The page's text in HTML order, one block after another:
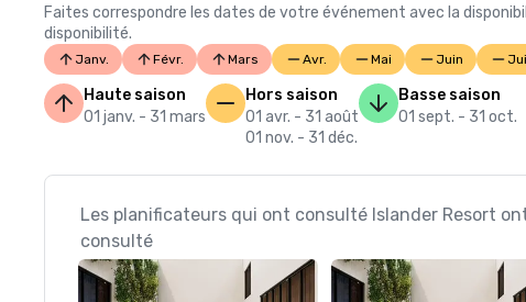
Faites correspondre les dates de votre événement avec la
disponibilité.
Janv. Févr. Mars Avr. Mai Juin
Haute saison
01 janv. - 31 mars
Hors saison
01 avr. - 31 août
01 nov. - 31 déc.
Basse saison
01 sept. - 31 oct.
Les planificateurs qui ont consulté Islander Resort
consulté